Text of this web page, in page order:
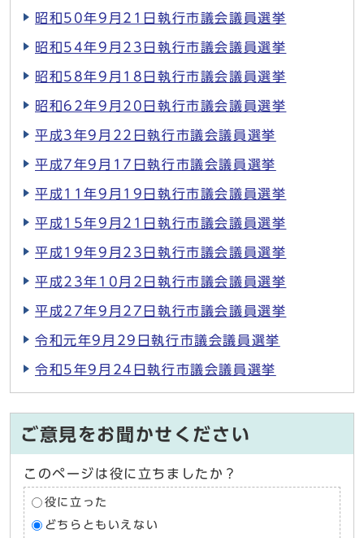
昭和50年9月21日執行市議会議員選挙
昭和54年9月23日執行市議会議員選挙
昭和58年9月18日執行市議会議員選挙
昭和62年9月20日執行市議会議員選挙
平成3年9月22日執行市議会議員選挙
平成7年9月17日執行市議会議員選挙
平成11年9月19日執行市議会議員選挙
平成15年9月21日執行市議会議員選挙
平成19年9月23日執行市議会議員選挙
平成23年10月2日執行市議会議員選挙
平成27年9月27日執行市議会議員選挙
令和元年9月29日執行市議会議員選挙
令和5年9月24日執行市議会議員選挙
ご意見をお聞かせください
このページは役に立ちましたか？
役に立った
どちらともいえない